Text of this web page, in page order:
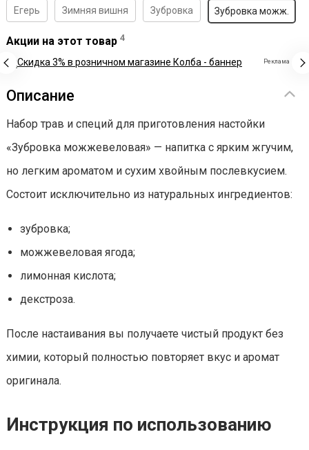
Егерь Зимняя вишня Зубровка Зубровка можж.
Акции на этот товар 4
Реклама
Описание
Набор трав и специй для приготовления настойки
«Зубровка можжевеловая» — напитка с ярким жгучим,
но легким ароматом и сухим хвойным послевкусием.
Состоит исключительно из натуральных ингредиентов:
зубровка;
можжевеловая ягода;
лимонная кислота;
декстроза.
После настаивания вы получаете чистый продукт без
химии, который полностью повторяет вкус и аромат
оригинала.
Инструкция по использованию